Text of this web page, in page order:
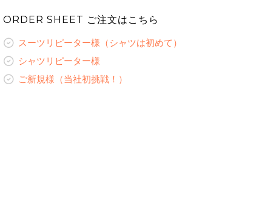
ORDER SHEET ご注文はこちら
スーツリピーター様（シャツは初めて）
シャツリピーター様
ご新規様（当社初挑戦！）